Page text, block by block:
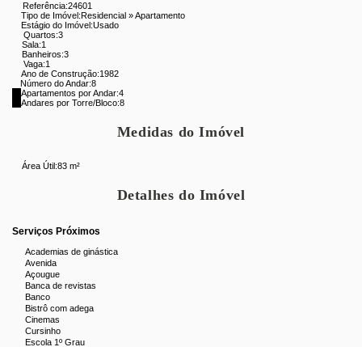
Referência:24601
Tipo de Imóvel:Residencial »Apartamento
Estágio do Imóvel:Usado
Quartos:3
Sala:1
Banheiros:3
Vaga:1
Ano de Construção:1982
Número do Andar:8
Apartamentos por Andar:4
Andares por Torre/Bloco:8
Medidas do Imóvel
Área Útil:83 m²
Detalhes do Imóvel
Serviços Próximos
Academias de ginástica
Avenida
Açougue
Banca de revistas
Banco
Bistrô com adega
Cinemas
Cursinho
Escola 1º Grau